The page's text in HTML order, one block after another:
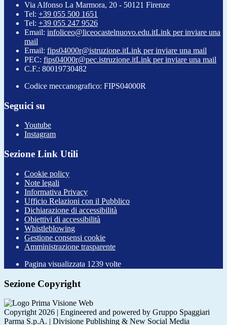
Via Alfonso La Marmora, 20 - 50121 Firenze
Tel: +39 055 500 1651
Tel: +39 055 247 9526
Email: infoliceo@liceocastelnuovo.edu.itLink per inviare una
mail
Email: fips04000r@istruzione.itLink per inviare una mail
PEC: fips04000r@pec.istruzione.itLink per inviare una mail
C.F.: 80019730482
Codice meccanografico: FIPS04000R
Seguici su
Youtube
Instagram
Sezione Link Utili
Cookie policy
Note legali
Informativa Privacy
Ufficio Relazioni con il Pubblico
Dichiarazione di accessibilità
Obiettivi di accessibilità
Whistleblowing
Gestione consensi cookie
Amministrazione trasparente
Pagina visualizzata 1239 volte
Sezione Copyright
Copyright 2026 | Engineered and powered by Gruppo Spaggiari
Parma S.p.A. | Divisione Publishing & New Social Media